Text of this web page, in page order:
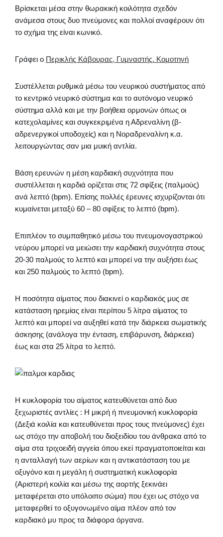
Βρίσκεται μέσα στην θωρακική κοιλότητα σχεδόν
ανάμεσα στους δυο πνεύμονες και πολλοί αναφέρουν ότι
το σχήμα της είναι κωνικό.
Γράφει ο Περικλής Κάβουρας, Γυμναστής. Κομοτηνή
Συστέλλεται ρυθμικά μέσω του νευρικού συστήματος από
το κεντρικό νευρικό σύστημα και το αυτόνομο νευρικό
σύστημα αλλά και με την βοήθεια ορμονών όπως οι
κατεχολαμίνες και συγκεκριμένα η Αδρεναλίνη (β-
αδρενεργικοί υποδοχείς) και η Νοραδρεναλίνη κ.α.
λειτουργώντας σαν μια μυική αντλία.
Βάση ερευνών η μέση καρδιακή συχνότητα που
συστέλλεται η καρδιά ορίζεται στις 72 σφίξεις (παλμούς)
ανά λεπτό (bpm). Επίσης πολλές έρευνες ισχυρίζονται ότι
κυμαίνεται μεταξύ 60 – 80 σφίξεις το λεπτό (bpm).
Επιπλέον το συμπαθητικό μέσω του πνευμονογαστρικού
νεύρου μπορεί να μειώσει την καρδιακή συχνότητα στους
20-30 παλμούς το λεπτό και μπορεί να την αυξήσει έως
και 250 παλμούς το λεπτό (bpm).
Η ποσότητα αίματος που διακινεί ο καρδιακός μυς σε
κατάσταση ηρεμίας είναι περίπου 5 λίτρα αίματος το
λεπτό και μπορεί να αυξηθεί κατά την διάρκεια σωματικής
άσκησης (ανάλογα την ένταση, επιβάρυνση, διάρκεια)
έως και στα 25 λίτρα το λεπτό.
Η κυκλοφορία του αίματος κατευθύνεται από δυο
ξεχωριστές αντλίες : Η μικρή ή πνευμονική κυκλοφορία
(Δεξιά κοιλία και κατευθύνεται προς τους πνεύμονες) έχει
ως στόχο την αποβολή του διοξειδίου του άνθρακα από το
αίμα στα τριχοειδή αγγεία όπου εκεί πραγματοποιείται και
η ανταλλαγή των αερίων και η αντικατάσταση του με
οξυγόνο και η μεγάλη ή συστηματική κυκλοφορία
(Αριστερή κοιλία και μέσω της αορτής ξεκινάει
μεταφέρεται στο υπόλοιπο σώμα) που έχει ως στόχο να
μεταφερθεί το οξυγονωμένο αίμα πλέον από τον
καρδιακό μυ προς τα διάφορα όργανα.